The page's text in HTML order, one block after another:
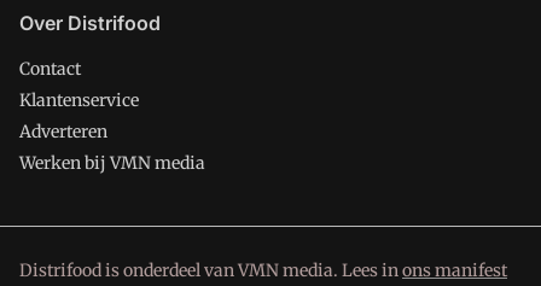
Over Distrifood
Contact
Klantenservice
Adverteren
Werken bij VMN media
Distrifood is onderdeel van VMN media. Lees inons manifest